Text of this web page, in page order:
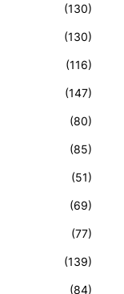
(130)
(130)
(116)
(147)
(80)
(85)
(51)
(69)
(77)
(139)
(84)